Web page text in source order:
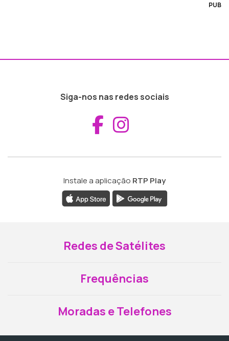
PUB
Siga-nos nas redes sociais
Aceder ao
Instale a aplicação RTP Play
Redes de Satélites
Frequências
Moradas e Telefones